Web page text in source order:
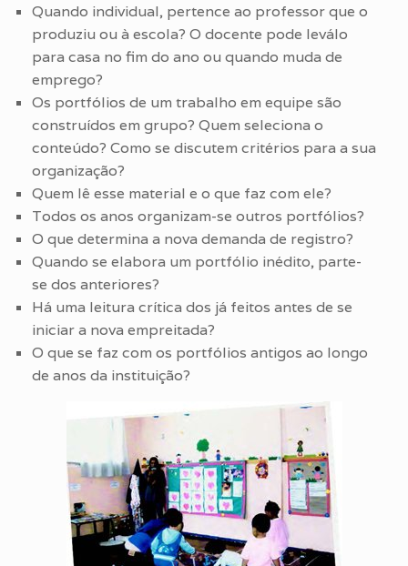
Quando individual, pertence ao professor que o
produziu ou à escola? O docente pode leválo
para casa no fim do ano ou quando muda de
emprego?
Os portfólios de um trabalho em equipe são
construídos em grupo? Quem seleciona o
conteúdo? Como se discutem critérios para a sua
organização?
Quem lê esse material e o que faz com ele?
Todos os anos organizam-se outros portfólios?
O que determina a nova demanda de registro?
Quando se elabora um portfólio inédito, parte-
se dos anteriores?
Há uma leitura crítica dos já feitos antes de se
iniciar a nova empreitada?
O que se faz com os portfólios antigos ao longo
de anos da instituição?